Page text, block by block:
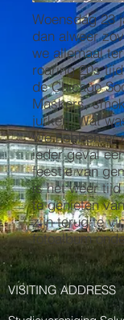
Woensdag 23
dan alweer
we allemaal
roaring 20s
de Chicago
Maskers,
jurken. Wat
We hebben er
ieder geval
feestje van
is het weer
te genieten
zijn terug te
fotoalbum
VISITING ADDRESS